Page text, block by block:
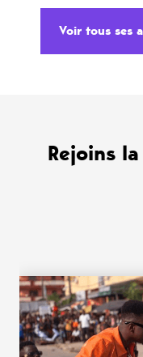
Voir tous ses
Rejoins la